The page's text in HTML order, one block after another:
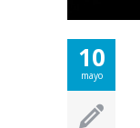
10
mayo